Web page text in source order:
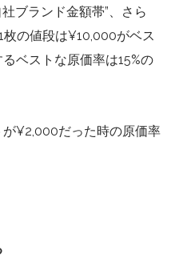
ブランド金額帯”、さら
枚の値段は¥10,000がベス
ベストな原価率は15%の
¥2,000だった時の原価率